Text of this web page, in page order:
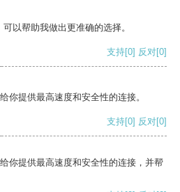
以帮助我做出更准确的选择。
支持[0] 反对[0]
你提供最高速度和安全性的连接。
支持[0] 反对[0]
你提供最高速度和安全性的连接，并帮